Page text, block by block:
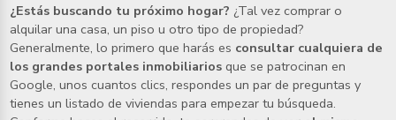
¿Estás buscando tu próximo hogar? ¿Tal vez comprar o
alquilar una casa, un piso u otro tipo de propiedad?
Generalmente, lo primero que harás es consultar cualquiera de
los grandes portales inmobiliariosque se patrocinan en
Google, unos cuantos clics, respondes un par de preguntas y
tienes un listado de viviendas para empezar tu búsqueda.